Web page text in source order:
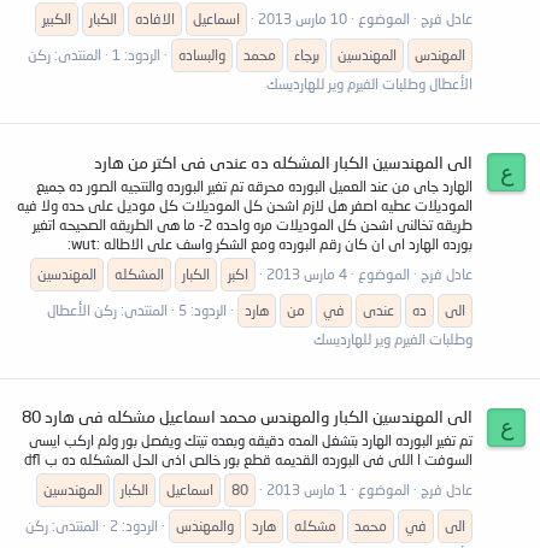
عادل فرج
الموضوع 10 مارس 2013 اسماعيل الافاده الكبار
الكبير
المهندس
المهندسين برجاء محمد والبساده الردود: 1 المنتدى: ركن
الأعطال وطلبات الفيرم وير للهارديسك
ع الى المهندسين الكبار المشكله ده عندى فى اكتر من هارد
الهارد جاى من عند العميل البورده محرقه تم تغير البورده والنتجيه الصور ده جميع
الموديلات عطيه اصفر هل لازم اشحن كل الموديلات كل موديل على حده ولا فيه
طريقه تخالنى اشحن كل الموديلات مره واحده 2- ما هى الطريقه الصحيحه اتغير
بورده الهارد اى ان كان رقم البورده ومع الشكر واسف على الاطاله :wut:
عادل فرج
الموضوع 4 مارس 2013 اكبر الكبار المشكله
المهندسين
الى
ده عندى في من هارد الردود: 5 المنتدى: ركن الأعطال
وطلبات الفيرم وير للهارديسك
ع الى المهندسين الكبار والمهندس محمد اسماعيل مشكله فى هارد 80
تم تغير البورده الهارد بتشغل المده دقيقه وبعده تيتك ويفصل بور ولم اركب ايسى
السوفت ا اللى فى البورده القديمه قطع بور خالص اذى الحل المشكله ده ب dfl
عادل فرج
الموضوع 1 مارس 2013 80 اسماعيل الكبار
المهندسين
الى
في محمد مشكله هارد والمهندس الردود: 2 المنتدى: ركن